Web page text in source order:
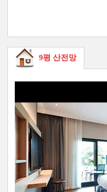
9평 산전망